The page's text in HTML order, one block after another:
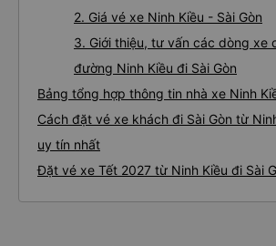
2. Giá vé xe Ninh Kiều - Sài Gòn
3. Giới thiệu, tư vấn các dòng xe
đường Ninh Kiều đi Sài Gòn
Bảng tổng hợp thông tin nhà xe Ninh
Cách đặt vé xe khách đi Sài Gòn từ
uy tín nhất
Đặt vé xe Tết 2027 từ Ninh Kiều đi Sài